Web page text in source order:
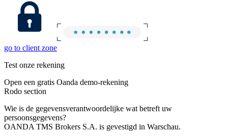
go to client zone
Test onze rekening
Open een gratis Oanda demo-rekening
Rodo section
Wie is de gegevensverantwoordelijke wat betreft uw
persoonsgegevens?
OANDA TMS Brokers S.A. is gevestigd in Warschau.